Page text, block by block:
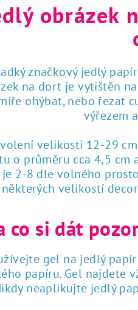
obrázek
značkový jedlý
na dort je vytištěn
ohýbat, nebo řezat
výřezem
velikosti 12-29
o průměru cca 4,5 cm
2-8 dle volného
některých velikostí
co si dát
gel na jedlý
papíru. Gel najdete
neaplikujte jedlý